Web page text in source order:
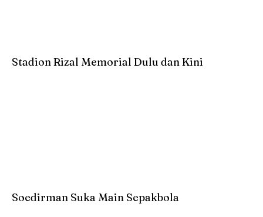
Stadion Rizal Memorial Dulu dan Kini
Soedirman Suka Main Sepakbola